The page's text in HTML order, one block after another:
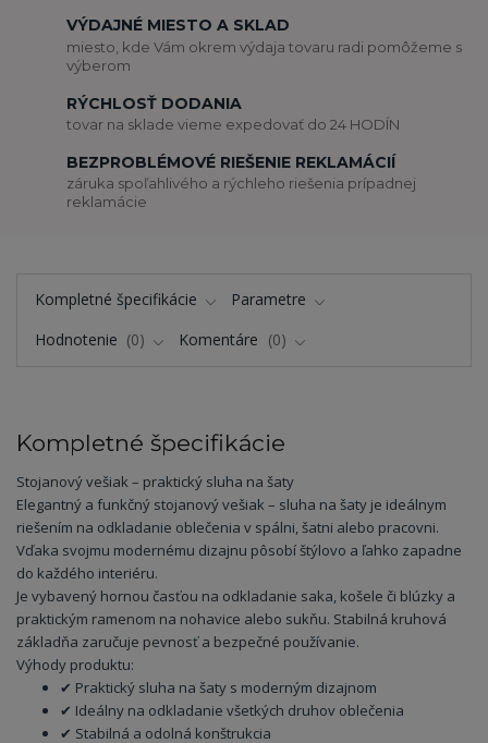
VÝDAJNÉ MIESTO A SKLAD
miesto, kde Vám okrem výdaja tovaru radi pomôžeme s
výberom
RÝCHLOSŤ DODANIA
tovar na sklade vieme expedovať do 24 HODÍN
BEZPROBLÉMOVÉ RIEŠENIE REKLAMÁCIÍ
záruka spoľahlivého a rýchleho riešenia prípadnej
reklamácie
Kompletné špecifikácie
Parametre
Hodnotenie
0 Komentáre 0
Kompletné špecifikácie
Stojanový vešiak – praktický sluha na šaty
Elegantný a funkčný stojanový vešiak – sluha na šaty je ideálnym
riešením na odkladanie oblečenia v spálni, šatni alebo pracovni.
Vďaka svojmu modernému dizajnu pôsobí štýlovo a ľahko zapadne
do každého interiéru.
Je vybavený hornou časťou na odkladanie saka, košele či blúzky a
praktickým ramenom na nohavice alebo sukňu. Stabilná kruhová
základňa zaručuje pevnosť a bezpečné používanie.
Výhody produktu:
✔ Praktický sluha na šaty s moderným dizajnom
✔ Ideálny na odkladanie všetkých druhov oblečenia
✔ Stabilná a odolná konštrukcia